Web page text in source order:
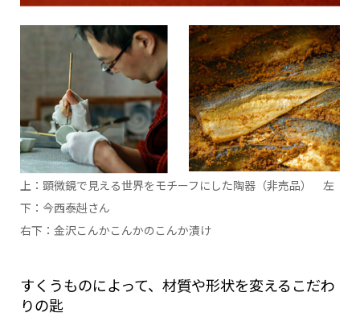
上：顕微鏡で見える世界をモチーフにした陶器（非売品） 左
下：今西泰赳さん
右下：金沢こんかこんかのこんか漬け
すくうものによって、材質や形状を変えるこだわ
りの匙